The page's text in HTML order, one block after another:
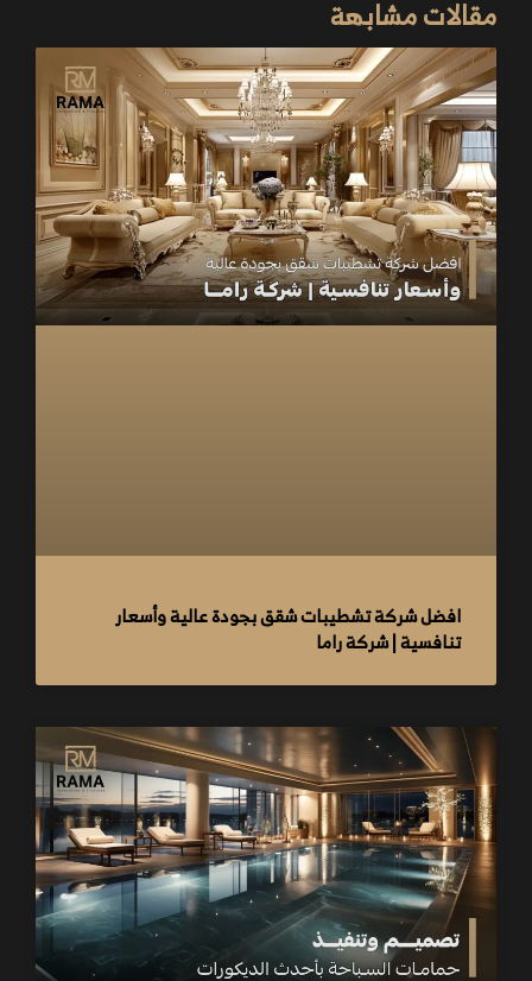
مقالات مشابهة
افضل شركة تشطيبات شقق بجودة عالية وأسعار
تنافسية | شركة راما